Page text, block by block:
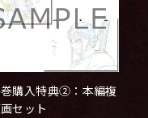
巻購入特典②：本編複
セット